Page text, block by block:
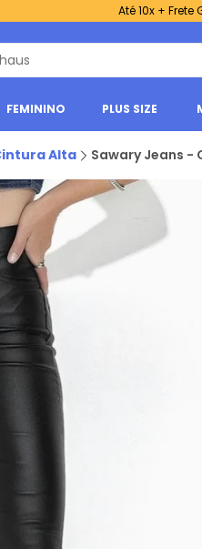
Até 10x + Frete
FEMININO PLUS SIZE
Alta Sawary Jeans -